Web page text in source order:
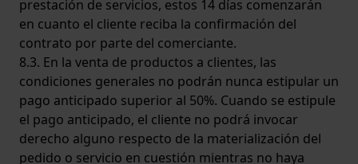
prestación de servicios, estos 14 días comenzarán
en cuanto el cliente reciba la confirmación del
contrato por parte del comerciante.
8.3. En la venta de productos a clientes, las
condiciones generales no podrán nunca estipular un
pago anticipado superior al 50%. Cuando se estipule
el pago anticipado, el cliente no podrá invocar
derecho alguno respecto de la materialización del
pedido o servicio en cuestión mientras no haya